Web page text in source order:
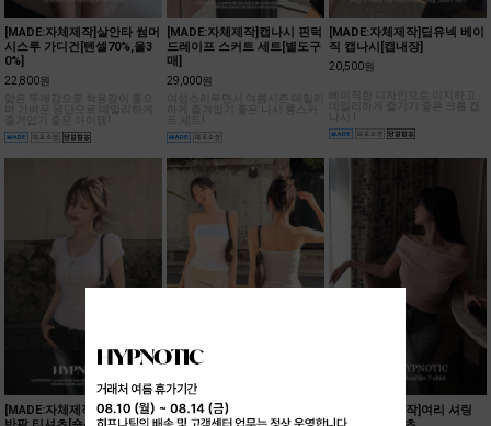
[MADE:자체제작]살안타 썸머
시스루 가디건[텐셀70%,울3
0%]
22,800원
얇은 두께감으로 착용감이 좋으
즐겨입기 좋은 아이템!
[MADE:자체제작]캡나시 핀턱
드레이프 스커트 세트[별도구
매]
29,000원
트 세트!
[MADE:자체제작]딥유넥 베이
직 캡나시[캡내장]
20,500원
베이직한 디자인으로 이지하고
나시 !
[MADE:자체제작]캡소매 크롭
[MADE:자체제작]폴딩 언발
[MADE:자체제작]여리 셔링